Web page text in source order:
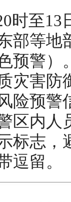
时至
部等地
预警）
灾害防
险预警
区内人
标志，
逗留。